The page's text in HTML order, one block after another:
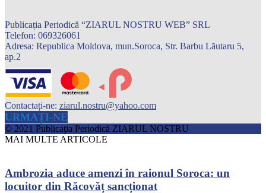
Publicația Periodică “ZIARUL NOSTRU WEB” SRL
Telefon: 069326061
Adresa: Republica Moldova, mun.Soroca, Str. Barbu Lăutaru 5,
ap.2
Contactați-ne: ziarul.nostru@yahoo.com
URMAȚI-NE
© 2021 Publicaţia Periodică ZIARUL NOSTRU
MAI MULTE ARTICOLE
Ambrozia aduce amenzi în raionul Soroca: un
locuitor din Răcovăț sancționat